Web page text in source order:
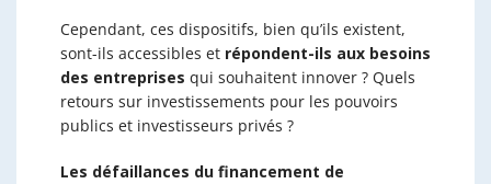
Cependant, ces dispositifs, bien qu’ils existent,
sont-ils accessibles et répondent-ils aux besoins
des entreprises qui souhaitent innover ? Quels
retours sur investissements pour les pouvoirs
publics et investisseurs privés ?
Les défaillances du financement de